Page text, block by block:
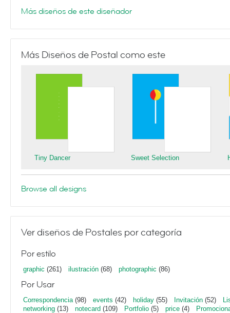
Más diseños de este diseñador
Más Diseños de Postal como este
Tiny Dancer Sweet Selection
Browse all designs
Ver diseños de Postales por categoría
Por estilo
graphic (261) ilustración (68) photographic (86)
Por Usar
Correspondencia(98) events (42) holiday (55) Invitación (52)
networking (13) notecard (109) Portfolio (5) price (4)